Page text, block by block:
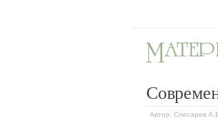
Автор: Слесарев